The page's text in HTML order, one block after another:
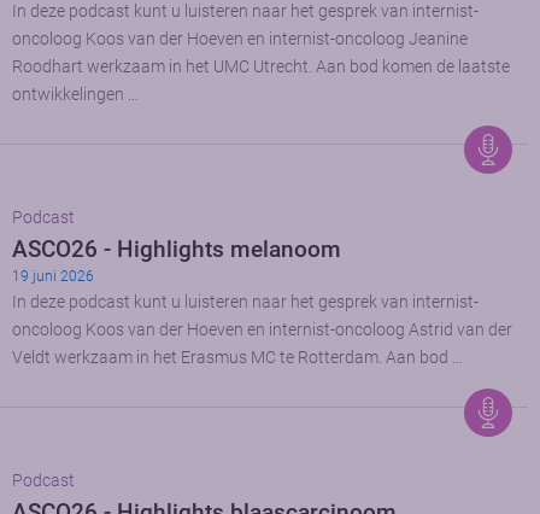
In deze podcast kunt u luisteren naar het gesprek van internist-
oncoloog Koos van der Hoeven en internist-oncoloog Jeanine
Roodhart werkzaam in het UMC Utrecht. Aan bod komen de laatste
ontwikkelingen …
Podcast
ASCO26 - Highlights melanoom
19 juni 2026
In deze podcast kunt u luisteren naar het gesprek van internist-
oncoloog Koos van der Hoeven en internist-oncoloog Astrid van der
Veldt werkzaam in het Erasmus MC te Rotterdam. Aan bod …
Podcast